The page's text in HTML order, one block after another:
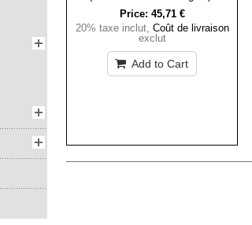
Price: 45,71 €
20% taxe inclut, Coût de livraison
exclut
Add to Cart